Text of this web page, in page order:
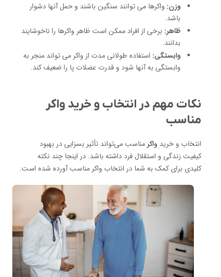
وزن: واکرها می توانند سنگین باشند و حمل آنها دشوار
باشد.
ظاهر: برخی از افراد ممکن است ظاهر واکرها را ناخوشایند
بدانند.
وابستگی: استفاده طولانی مدت از واکر می تواند منجر به
وابستگی به آنها شود و قدرت عضلات پا را ضعیف کند.
نکات مهم در انتخاب و خرید واکر
مناسب
انتخاب و خرید واکر مناسب می‌تواند تأثیر بسزایی در بهبود
کیفیت زندگی و استقلال فرد داشته باشد. در اینجا چند نکته
کلیدی برای کمک به شما در انتخاب واکر مناسب آورده شده است: